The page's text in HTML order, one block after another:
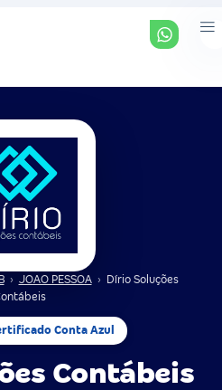
› JOAO PESSOA ›
Dírio Soluções
Conta Azul
Contábeis